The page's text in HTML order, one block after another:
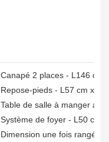
Canapé 2 places - L146 cm
Repose-pieds - L57 cm x
Table de salle à manger
Système de foyer - L50 cm
Dimension une fois rangé -